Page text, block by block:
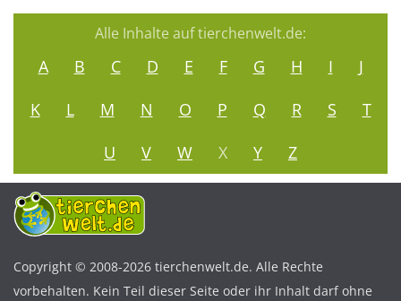
Alle Inhalte auf tierchenwelt.de:
A B C D E F G H I
J
K
L M N O P Q R S
T
U
V W X Y Z
Copyright © 2008-2026 tierchenwelt.de. Alle Rechte
vorbehalten. Kein Teil dieser Seite oder ihr Inhalt darf ohne